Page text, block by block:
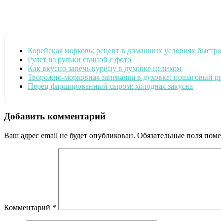
Корейская морковь: рецепт в домашних условиях быстро
Рулет из рульки свиной с фото
Как вкусно запечь курицу в духовке целиком
Творожно-морковная запеканка в духовке: пошаговый
Перец фаршированный сыром: холодная закуска
Добавить комментарий
Ваш адрес email не будет опубликован. Обязательные поля
Комментарий *